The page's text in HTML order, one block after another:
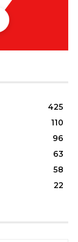
425
110
96
63
58
22